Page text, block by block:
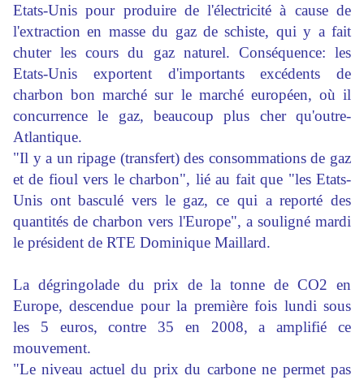
Etats-Unis pour produire de l'électricité à cause de
l'extraction en masse du gaz de schiste, qui y a fait
chuter les cours du gaz naturel. Conséquence: les
Etats-Unis exportent d'importants excédents de
charbon bon marché sur le marché européen, où il
concurrence le gaz, beaucoup plus cher qu'outre-
Atlantique.
"Il y a un ripage (transfert) des consommations de gaz
et de fioul vers le charbon", lié au fait que "les Etats-
Unis ont basculé vers le gaz, ce qui a reporté des
quantités de charbon vers l'Europe", a souligné mardi
le président de RTE Dominique Maillard.
La dégringolade du prix de la tonne de CO2 en
Europe, descendue pour la première fois lundi sous
les 5 euros, contre 35 en 2008, a amplifié ce
mouvement.
"Le niveau actuel du prix du carbone ne permet pas